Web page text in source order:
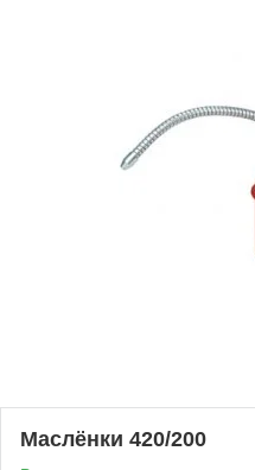
Маслёнки 420/200